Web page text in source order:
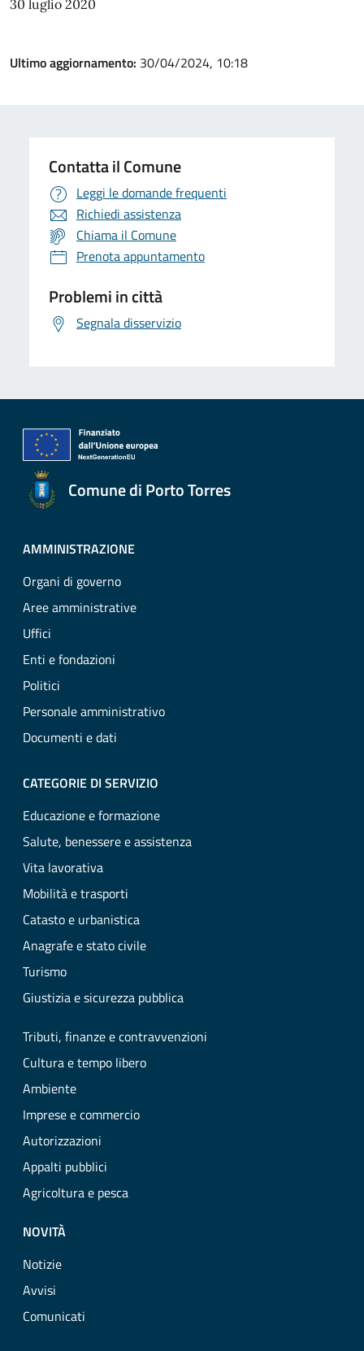
30 luglio 2020
Ultimo aggiornamento: 30/04/2024, 10:18
Contatta il Comune
Leggi le domande frequenti
Richiedi assistenza
Chiama il Comune
Prenota appuntamento
Problemi in città
Segnala disservizio
Comune di Porto Torres
AMMINISTRAZIONE
Organi di governo
Aree amministrative
Uffici
Enti e fondazioni
Politici
Personale amministrativo
Documenti e dati
CATEGORIE DI SERVIZIO
Educazione e formazione
Salute, benessere e assistenza
Vita lavorativa
Mobilità e trasporti
Catasto e urbanistica
Anagrafe e stato civile
Turismo
Giustizia e sicurezza pubblica
Tributi, finanze e contravvenzioni
Cultura e tempo libero
Ambiente
Imprese e commercio
Autorizzazioni
Appalti pubblici
Agricoltura e pesca
NOVITÀ
Notizie
Avvisi
Comunicati